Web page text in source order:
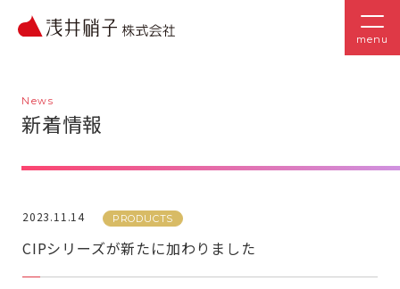
menu
News
新着情報
2023.11.14 PRODUCTS
CIPシリーズが新たに加わりました